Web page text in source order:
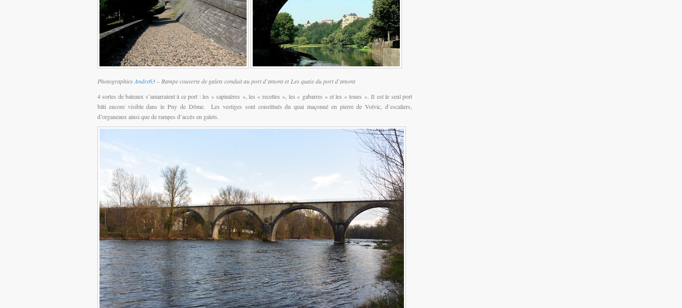
PhotographiesAndre63– Rampe couverte de galets conduit au port d’amont et Les quais du port d’amont
4 sortes de bateaux s’amarraient à ce port : les « sapinières », les « recettes », les « gabarres » et les « toues ». Il est le seul port
bâti encore visible dans le Puy de Dôme. Les vestiges sont constitués du quai maçonné en pierre de Volvic, d’escaliers,
d’organeaux ainsi que de rampes d’accès en galets.